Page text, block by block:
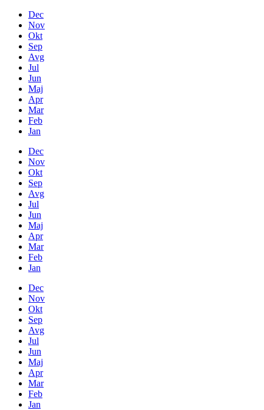
Dec
Nov
Okt
Sep
Avg
Jul
Jun
Maj
Apr
Mar
Feb
Jan
Dec
Nov
Okt
Sep
Avg
Jul
Jun
Maj
Apr
Mar
Feb
Jan
Dec
Nov
Okt
Sep
Avg
Jul
Jun
Maj
Apr
Mar
Feb
Jan